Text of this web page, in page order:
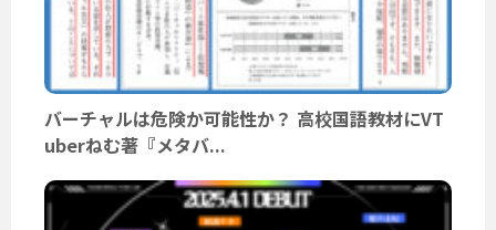
バーチャルは危険か可能性か？ 高校国語教材にVT
uberねむ著『メタバ...